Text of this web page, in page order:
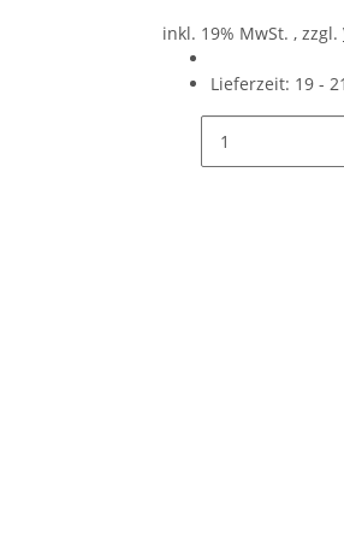
inkl. 19% MwSt. , zzgl.
Lieferzeit: 19 -